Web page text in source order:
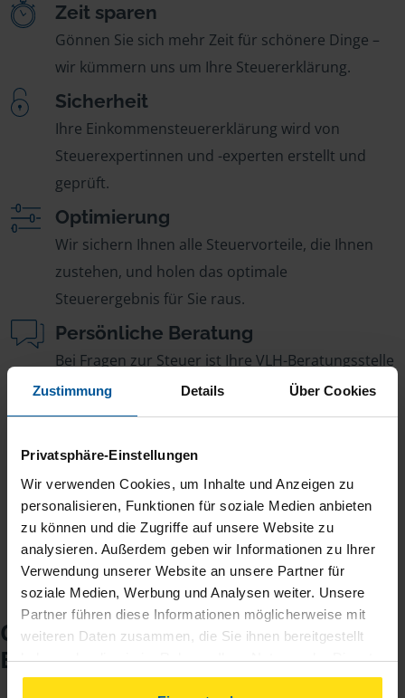
Zustimmung Details Über Cookies
Privatsphäre-Einstellungen
Wir verwenden Cookies, um Inhalte und Anzeigen zu
personalisieren, Funktionen für soziale Medien anbieten
zu können und die Zugriffe auf unsere Website zu
analysieren. Außerdem geben wir Informationen zu Ihrer
Verwendung unserer Website an unsere Partner für
soziale Medien, Werbung und Analysen weiter. Unsere
Partner führen diese Informationen möglicherweise mit
weiteren Daten zusammen, die Sie ihnen bereitgestellt
haben oder die sie im Rahmen Ihrer Nutzung der Dienste
gesammelt haben. Indem Sie auf Einverstanden klicken,
Zeit sparen
Gönnen Sie sich mehr Zeit für schönere Dinge –
wir kümmern uns um Ihre Steuererklärung.
Sicherheit
Ihre Einkommensteuererklärung wird von
Steuerexpertinnen und -experten erstellt und
geprüft.
Optimierung
Wir sichern Ihnen alle Steuervorteile, die Ihnen
zustehen, und holen das optimale
Steuerergebnis für Sie raus.
Persönliche Beratung
Bei Fragen zur Steuer ist Ihre VLH-Beratungsstelle
immer für Sie da – ohne Zusatzkosten.
Fairer Beitrag
Sie zahlen für alle unsere Leistungen nur einen
jährlichen Mitgliedsbeitrag, der sich nach Ihren
Jahreseinnahmen richtet.
Checkliste für Ihr
Beratungsgespräch